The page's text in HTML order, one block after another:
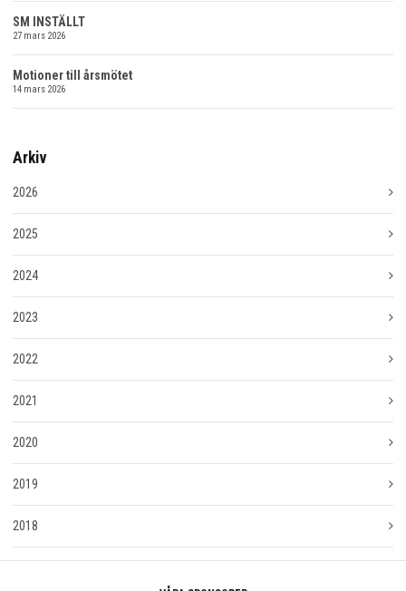
SM INSTÄLLT
27 mars 2026
Motioner till årsmötet
14 mars 2026
Arkiv
2026
2025
2024
2023
2022
2021
2020
2019
2018